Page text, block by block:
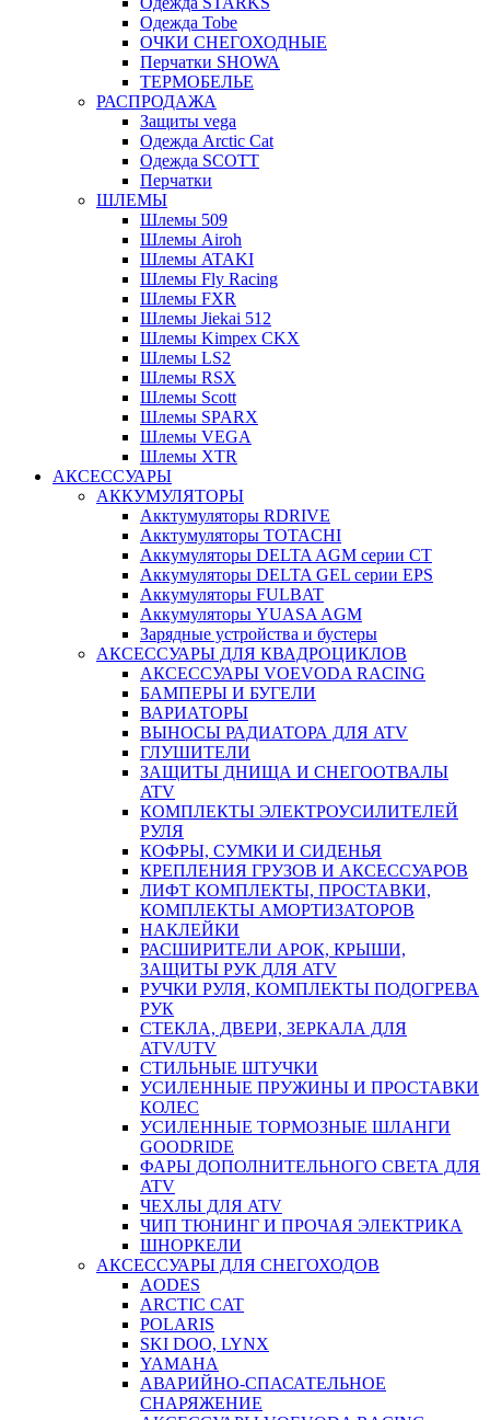
Одежда Tobe
ОЧКИ СНЕГОХОДНЫЕ
Перчатки SHOWA
ТЕРМОБЕЛЬЕ
РАСПРОДАЖА
Защиты vega
Одежда Arctic Cat
Одежда SCOTT
Перчатки
ШЛЕМЫ
Шлемы 509
Шлемы Airoh
Шлемы ATAKI
Шлемы Fly Racing
Шлемы FXR
Шлемы Jiekai 512
Шлемы Kimpex CKX
Шлемы LS2
Шлемы RSX
Шлемы Scott
Шлемы SPARX
Шлемы VEGA
Шлемы XTR
АКСЕССУАРЫ
АККУМУЛЯТОРЫ
Акктумуляторы RDRIVE
Акктумуляторы TOTACHI
Аккумуляторы DELTA AGM серии CT
Аккумуляторы DELTA GEL серии EPS
Аккумуляторы FULBAT
Аккумуляторы YUASA AGM
Зарядные устройства и бустеры
АКСЕССУАРЫ ДЛЯ КВАДРОЦИКЛОВ
АКСЕССУАРЫ VOEVODA RACING
БАМПЕРЫ И БУГЕЛИ
ВАРИАТОРЫ
ВЫНОСЫ РАДИАТОРА ДЛЯ ATV
ГЛУШИТЕЛИ
ЗАЩИТЫ ДНИЩА И СНЕГООТВАЛЫ
ATV
КОМПЛЕКТЫ ЭЛЕКТРОУСИЛИТЕЛЕЙ
РУЛЯ
КОФРЫ, СУМКИ И СИДЕНЬЯ
КРЕПЛЕНИЯ ГРУЗОВ И АКСЕССУАРОВ
ЛИФТ КОМПЛЕКТЫ, ПРОСТАВКИ,
КОМПЛЕКТЫ АМОРТИЗАТОРОВ
НАКЛЕЙКИ
РАСШИРИТЕЛИ АРОК, КРЫШИ,
ЗАЩИТЫ РУК ДЛЯ ATV
РУЧКИ РУЛЯ, КОМПЛЕКТЫ ПОДОГРЕВА
РУК
СТЕКЛА, ДВЕРИ, ЗЕРКАЛА ДЛЯ
ATV/UTV
СТИЛЬНЫЕ ШТУЧКИ
УСИЛЕННЫЕ ПРУЖИНЫ И ПРОСТАВКИ
КОЛЕС
УСИЛЕННЫЕ ТОРМОЗНЫЕ ШЛАНГИ
GOODRIDE
ФАРЫ ДОПОЛНИТЕЛЬНОГО СВЕТА ДЛЯ
ATV
ЧЕХЛЫ ДЛЯ ATV
ЧИП ТЮНИНГ И ПРОЧАЯ ЭЛЕКТРИКА
ШНОРКЕЛИ
АКСЕССУАРЫ ДЛЯ СНЕГОХОДОВ
AODES
ARCTIC CAT
POLARIS
SKI DOO, LYNX
YAMAHA
АВАРИЙНО-СПАСАТЕЛЬНОЕ
СНАРЯЖЕНИЕ